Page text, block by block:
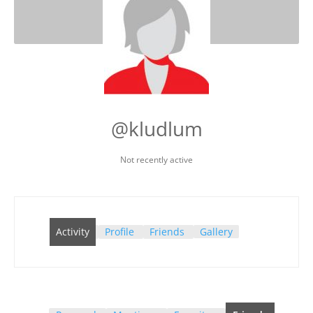
@kludlum
Not recently active
Activity Profile Friends Gallery